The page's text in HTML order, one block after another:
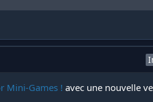
Mini-Games ! avec une nouvelle